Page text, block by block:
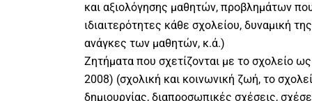
και αξιολόγησης μαθητών, προβλημάτων
ιδιαιτερότητες κάθε σχολείου, δυναμική
ανάγκες των μαθητών, κ.ά.)
Ζητήματα που σχετίζονται με το σχολείο
2008) (σχολική και κοινωνική ζωή, το
δημιουργίας, διαπροσωπικές σχέσεις,